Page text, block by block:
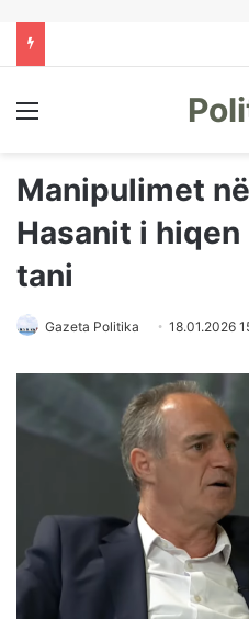
Menu
Manipulimet
Hasanit i
tani
Gazeta Politika 18.01.2026